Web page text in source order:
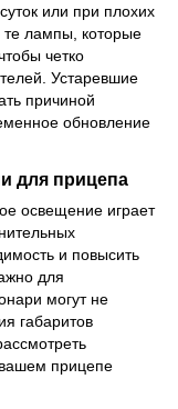
или при плохих
те лампы, которые
четко
Устаревшие
причиной
обновление
для прицепа
освещение играет
и повысить
для
могут не
габаритов
прицепе